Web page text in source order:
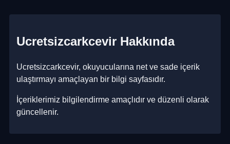
Ucretsizcarkcevir Hakkında
Ucretsizcarkcevir, okuyucularına net ve sade içerik
ulaştırmayı amaçlayan bir bilgi sayfasıdır.
İçeriklerimiz bilgilendirme amaçlıdır ve düzenli olarak
güncellenir.